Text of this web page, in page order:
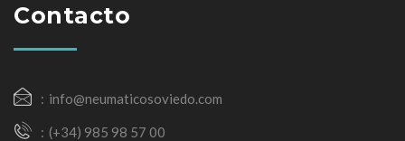
Contacto
info@neumaticosoviedo.com
(+34) 985 98 57 00